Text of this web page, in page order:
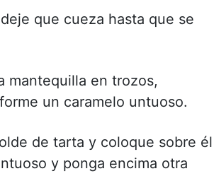
que cueza hasta que se
mantequilla en trozos,
un caramelo untuoso.
de tarta y coloque sobre él
y ponga encima otra